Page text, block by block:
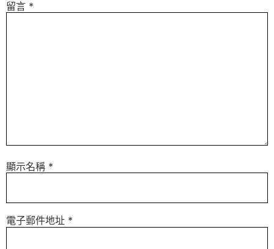
留言 *
顯示名稱 *
電子郵件地址 *